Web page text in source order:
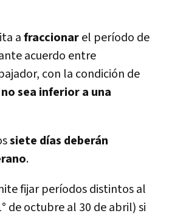
afraccionarel período de
acuerdo entre
con la condición de
sea inferior a una
siete días deberán
.
fijar períodos distintos al
de octubre al 30 de abril) si